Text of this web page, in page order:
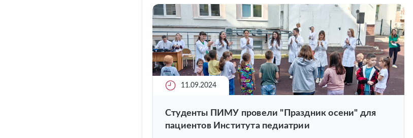
11.09.2024
Студенты ПИМУ провели "Праздник осени" для
пациентов Института педиатрии